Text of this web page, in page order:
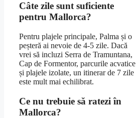
Câte zile sunt suficiente
pentru Mallorca?
Pentru plajele principale, Palma și o
peșteră ai nevoie de 4-5 zile. Dacă
vrei să incluzi Serra de Tramuntana,
Cap de Formentor, parcurile acvatice
și plajele izolate, un itinerar de 7 zile
este mult mai echilibrat.
Ce nu trebuie să ratezi în
Mallorca?